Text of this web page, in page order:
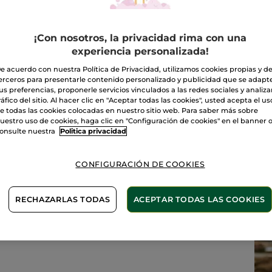
o
toda nuestra línea de
lados de la feminidad
sensualidad de un encuentro romántico, el
Femeninos son perfumes de
con los diferentes aspectos de la feminidad.
¡Con nosotros, la privacidad rima con una
experiencia personalizada!
acuerdo con nuestra Política de Privacidad, utilizamos cookies propias y de
para presentarle contenido personalizado y publicidad que se
preferencias, proponerle servicios vinculados a las redes sociales y
del sitio. Al hacer clic en "Aceptar todas las cookies", usted acepta el
todas las cookies colocadas en nuestro sitio web. Para saber más sobre
uso de cookies, haga clic en "Configuración de cookies" en el banner o
nuestra
Politica privacidad
CONFIGURACIÓN DE COOKIES
RECHAZARLAS TODAS ACEPTAR TODAS LAS COOKIES